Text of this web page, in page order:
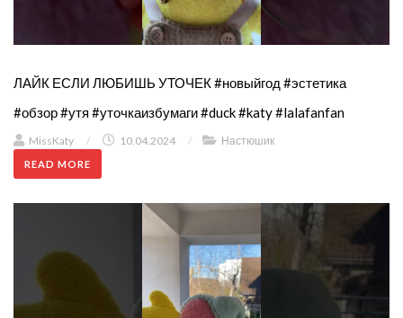
ЛАЙК ЕСЛИ ЛЮБИШЬ УТОЧЕК #новыйгод #эстетика
#обзор #утя #уточкаизбумаги #duck #katy #lalafanfan
MissKaty / 10.04.2024 / Настюшик
READ MORE